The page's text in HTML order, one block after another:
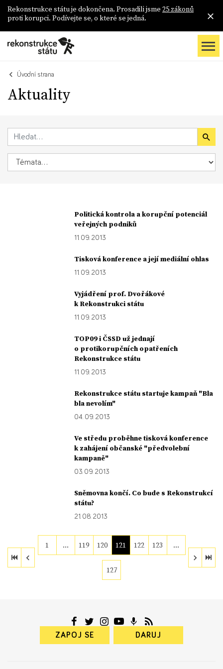
Rekonstrukce státu je dokončena. Prosadili jsme 25 zákonů
proti korupci. Podívejte se, o které se jedná.
Úvodní strana
Aktuality
Politická kontrola a korupční potenciál
veřejných podniků
11. 09. 2013
Tisková konference a její mediální ohlas
11. 09. 2013
Vyjádření prof. Dvořákové
k Rekonstrukci státu
11. 09. 2013
TOP09 i ČSSD už jednají
o protikorupčních opatřeních
Rekonstrukce státu
11. 09. 2013
Rekonstrukce státu startuje kampaň "Bla
bla nevolím"
04. 09. 2013
Ve středu proběhne tisková konference
k zahájení občanské "předvolební
kampaně"
03. 09. 2013
Sněmovna končí. Co bude s Rekonstrukcí
státu?
21. 08. 2013
1 … 119 120 121 122 123 …
127
ZAPOJ SE DARUJ